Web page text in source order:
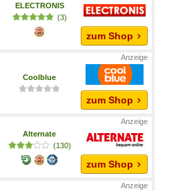
ELECTRONIS
(3)
zum Shop
Coolblue
zum Shop
Alternate
(130)
zum Shop